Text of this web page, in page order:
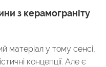
з керамограніту
матеріал у тому сенсі,
концепції. Але є